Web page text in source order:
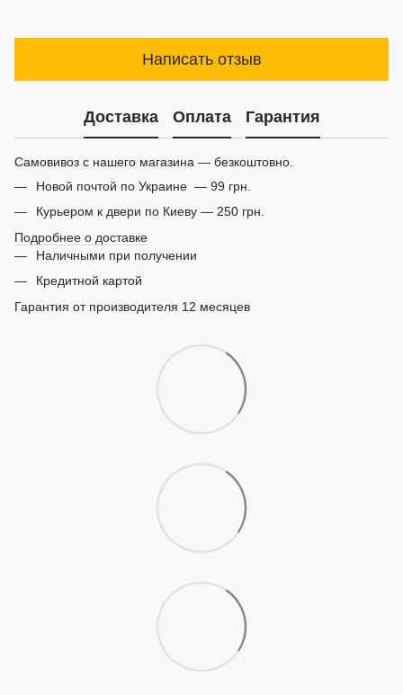
Написать отзыв
Доставка Оплата Гарантия
Самовивоз с нашего магазина — безкоштовно.
Новой почтой по Украине — 99 грн.
Курьером к двери по Киеву — 250 грн.
Подробнее о доставке
Наличными при получении
Кредитной картой
Гарантия от производителя 12 месяцев